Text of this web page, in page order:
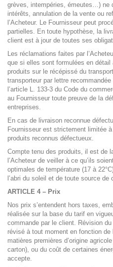
grèves, intempéries, émeutes…) ne
intérêts, annulation de la vente ou
l’Acheteur. Le Fournisseur peut
partielles. En toute hypothèse, la
client est à jour de toutes ses
Les réclamations faites par
que si elles sont formulées en
produits sur le récépissé du
transporteur par lettre
l’article L. 133-3 du Code du
au Fournisseur toute preuve de la
entreprises.
En cas de livraison reconnue
Fournisseur est strictement limitée
produits reconnus défectueux.
Compte tenu des produits, il est de
l’Acheteur de veiller à ce qu’ils
optimales de température (17 à
l’abri du soleil et de toute source de
ARTICLE 4 – Prix
Nos prix s’entendent hors taxes,
réalisée sur la base du tarif en
commande par le client. Révision
révisé à tout moment en fonction
matières premières d’origine
carton), ou du coût de certaines
accepte.